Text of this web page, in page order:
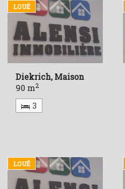
LOUÉ
Diekrich, Maison
90 m2
3
LOUÉ